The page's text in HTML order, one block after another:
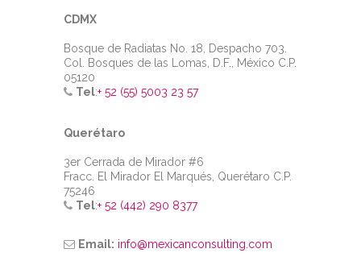
CDMX
Bosque de Radiatas No. 18, Despacho 703.
Col. Bosques de las Lomas, D.F., México C.P.
05120
Tel:+ 52 (55) 5003 23 57
Querétaro
3er Cerrada de Mirador #6
Fracc. El Mirador El Marqués, Querétaro C.P.
75246
Tel:+ 52 (442) 290 8377
Email: info@mexicanconsulting.com